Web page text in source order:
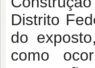
Distrito
do
como